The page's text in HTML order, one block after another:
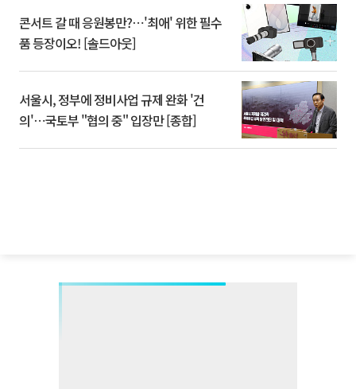
콘서트 갈 때 응원봉만?⋯'최애' 위한 필수
품 등장이오! [솔드아웃]
서울시, 정부에 정비사업 규제 완화 '건
의'⋯국토부 "협의 중" 입장만 [종합]